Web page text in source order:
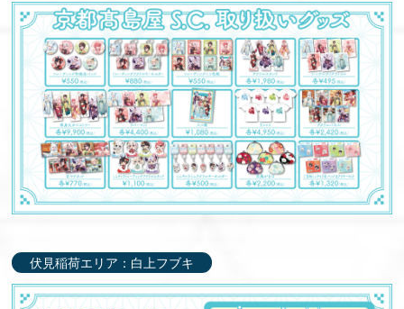
伏見稲荷エリア：白上フブキ